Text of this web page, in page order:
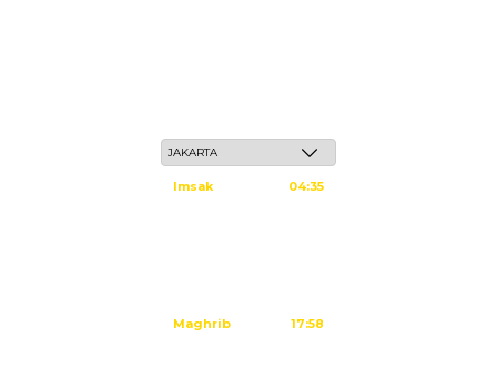
Imsak 04:35
Maghrib 17:58